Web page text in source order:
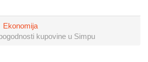
Ekonomija
kupovine u Simpu